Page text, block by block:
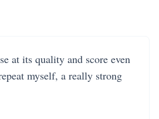
at its quality and score even
myself, a really strong